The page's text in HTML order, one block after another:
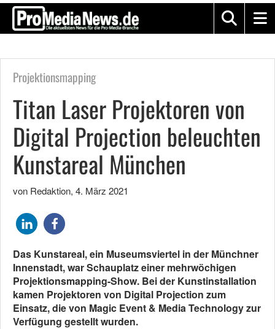
Projektionsmapping
Titan Laser Projektoren von
Digital Projection beleuchten
Kunstareal München
von Redaktion, 4. März 2021
Das Kunstareal, ein Museumsviertel in der Münchner
Innenstadt, war Schauplatz einer mehrwöchigen
Projektionsmapping-Show. Bei der Kunstinstallation
kamen Projektoren von Digital Projection zum
Einsatz, die von Magic Event & Media Technology zur
Verfügung gestellt wurden.